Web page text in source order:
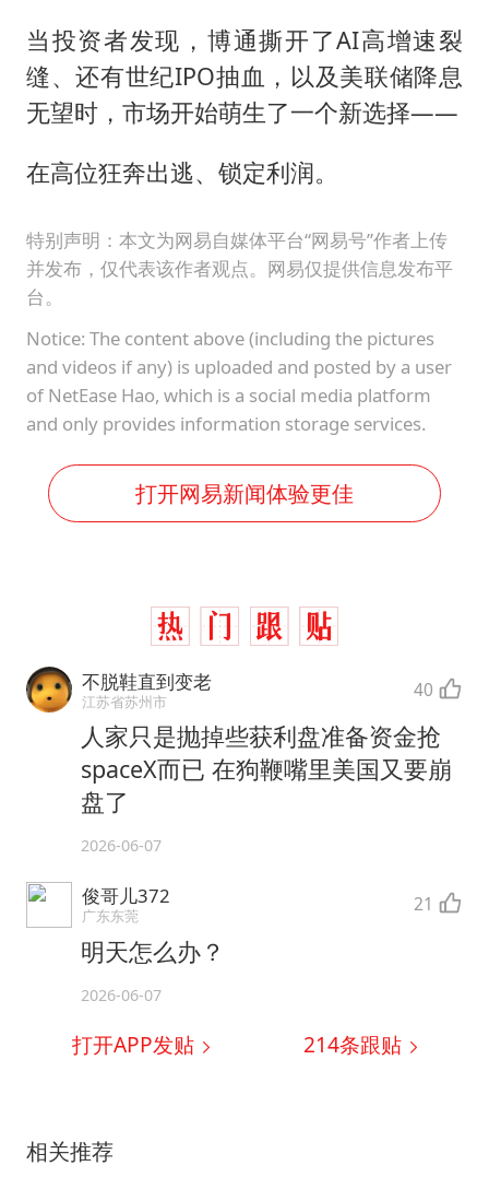
当投资者发现，博通撕开了AI高增速裂
缝、还有世纪IPO抽血，以及美联储降息
无望时，市场开始萌生了一个新选择——
在高位狂奔出逃、锁定利润。
特别声明：本文为网易自媒体平台“网易号”作者上传
并发布，仅代表该作者观点。网易仅提供信息发布平
台。
Notice: The content above (including the pictures
and videos if any) is uploaded and posted by a user
of NetEase Hao, which is a social media platform
and only provides information storage services.
打开网易新闻体验更佳
不脱鞋直到变老
江苏省苏州市 40
人家只是抛掉些获利盘准备资金抢
spaceX而已 在狗鞭嘴里美国又要崩
盘了
2026-06-07
俊哥儿372
广东东莞 21
明天怎么办？
2026-06-07
打开APP发贴 214条跟贴
相关推荐